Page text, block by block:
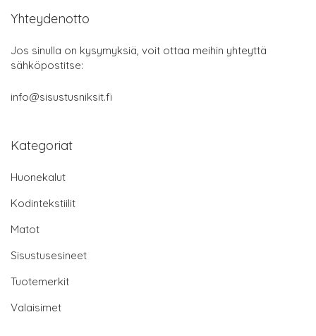
Yhteydenotto
Jos sinulla on kysymyksiä, voit ottaa meihin yhteyttä
sähköpostitse:
info@sisustusniksit.fi
Kategoriat
Huonekalut
Kodintekstiilit
Matot
Sisustusesineet
Tuotemerkit
Valaisimet